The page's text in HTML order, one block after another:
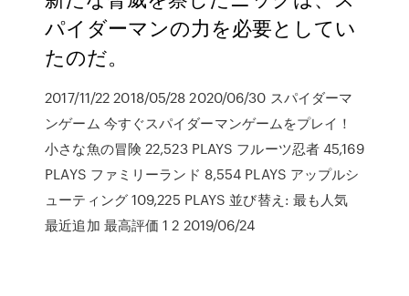
パイダーマンの力を必要としてい
たのだ。
2017/11/22 2018/05/28 2020/06/30 スパイダーマ
ンゲーム 今すぐスパイダーマンゲームをプレイ！
小さな魚の冒険 22,523 PLAYS フルーツ忍者 45,169
PLAYS ファミリーランド 8,554 PLAYS アップルシ
ューティング 109,225 PLAYS 並び替え: 最も人気
最近追加 最高評価 1 2 2019/06/24